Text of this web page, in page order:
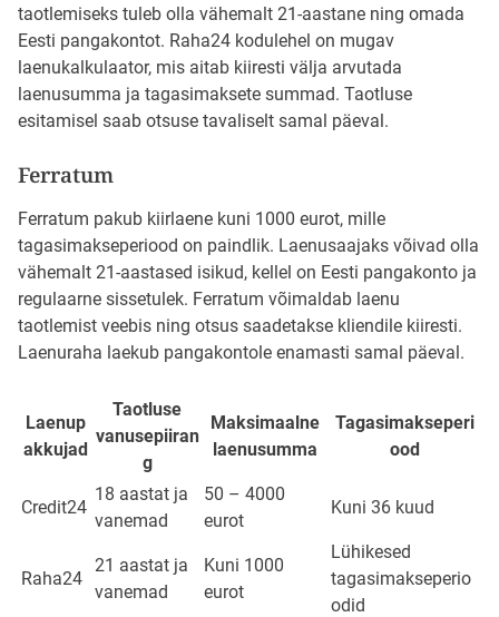
taotlemiseks tuleb olla vähemalt 21-aastane ning omada
Eesti pangakontot. Raha24 kodulehel on mugav
laenukalkulaator, mis aitab kiiresti välja arvutada
laenusumma ja tagasimaksete summad. Taotluse
esitamisel saab otsuse tavaliselt samal päeval.
Ferratum
Ferratum pakub kiirlaene kuni 1000 eurot, mille
tagasimakseperiood on paindlik. Laenusaajaks võivad olla
vähemalt 21-aastased isikud, kellel on Eesti pangakonto ja
regulaarne sissetulek. Ferratum võimaldab laenu
taotlemist veebis ning otsus saadetakse kliendile kiiresti.
Laenuraha laekub pangakontole enamasti samal päeval.
Laenup
akkujad
Taotluse
vanusepiiran
g
Maksimaalne
laenusumma
Tagasimakseperi
ood
Credit24
18 aastat ja
vanemad
50 – 4000
eurot
Kuni 36 kuud
Raha24
21 aastat ja
vanemad
Kuni 1000
eurot
Lühikesed
tagasimakseperio
odid